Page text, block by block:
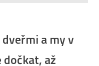
a my v
dočkat, až